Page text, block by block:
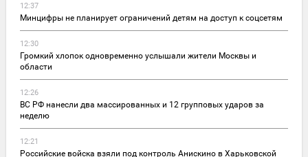
12:37
Минцифры не планирует ограничений детям на доступ к соцсетям
12:30
Громкий хлопок одновременно услышали жители Москвы и
области
12:26
ВС РФ нанесли два массированных и 12 групповых ударов за
неделю
12:21
Российские войска взяли под контроль Анискино в Харьковской